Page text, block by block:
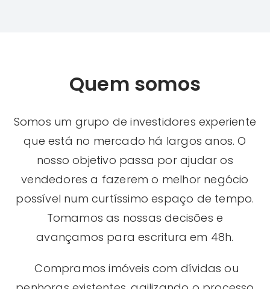
Quem somos
Somos um grupo de investidores experiente
que está no mercado há largos anos. O
nosso objetivo passa por ajudar os
vendedores a fazerem o melhor negócio
possível num curtíssimo espaço de tempo.
Tomamos as nossas decisões e
avançamos para escritura em 48h.
Compramos imóveis com dívidas ou